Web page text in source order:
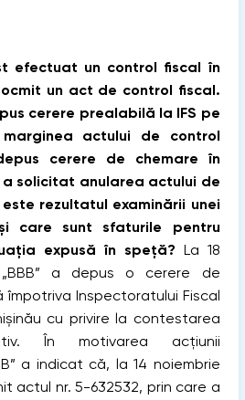
efectuat un control ﬁscal în
un act de control ﬁscal.
cerere prealabilă la IFS pe
actului de control
cerere de chemare în
solicitat anularea actului de
rezultatul examinării unei
care sunt sfaturile pentru
expusă în speță? La 18
„BBB” a depus o cerere de
Inspectoratului Fiscal
cu privire la contestarea
În motivarea acţiunii
a indicat că, la 14 noiembrie
actul nr. 5-632532, prin care a